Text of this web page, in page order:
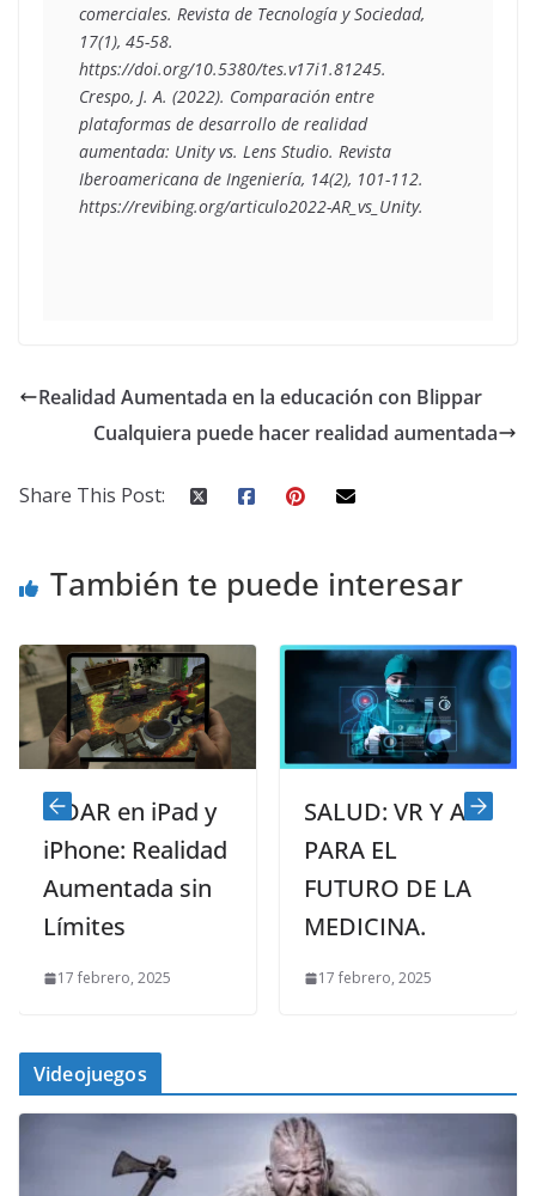
comerciales. Revista de Tecnología y Sociedad,
17(1), 45-58.
https://doi.org/10.5380/tes.v17i1.81245.
Crespo, J. A. (2022). Comparación entre
plataformas de desarrollo de realidad
aumentada: Unity vs. Lens Studio. Revista
Iberoamericana de Ingeniería, 14(2), 101-112.
https://revibing.org/articulo2022-AR_vs_Unity.
Realidad Aumentada en la educación con Blippar
Cualquiera puede hacer realidad aumentada
Share This Post:
También te puede interesar
en iPad y
Realidad
sin
17 febrero, 2025
SALUD: VR Y AR
PARA EL
FUTURO DE LA
MEDICINA.
17 febrero, 2025
Videojuegos